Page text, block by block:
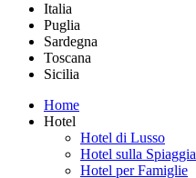
Italia
Puglia
Sardegna
Toscana
Sicilia
Home
Hotel
Hotel di Lusso
Hotel sulla Spiaggia
Hotel per Famiglie